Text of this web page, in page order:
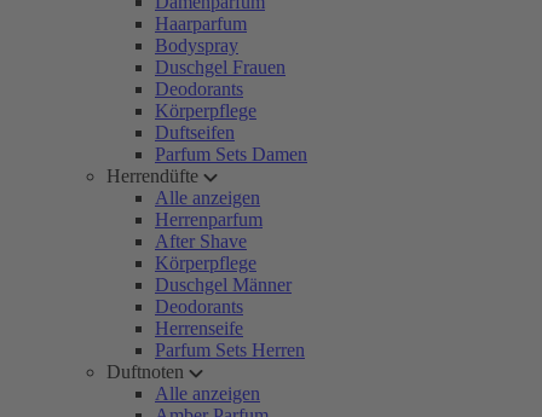
Haarparfum
Bodyspray
Duschgel Frauen
Deodorants
Körperpflege
Duftseifen
Parfum Sets Damen
Herrendüfte
Alle anzeigen
Herrenparfum
After Shave
Körperpflege
Duschgel Männer
Deodorants
Herrenseife
Parfum Sets Herren
Duftnoten
Alle anzeigen